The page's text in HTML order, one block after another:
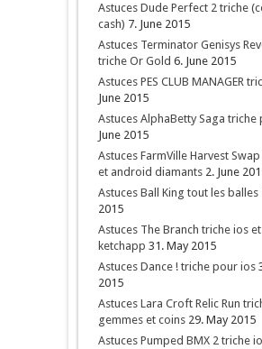
Astuces Dude Perfect 2 triche
cash) 7. June 2015
Astuces Terminator Genisys
triche Or Gold 6. June 2015
Astuces PES CLUB MANAGER
June 2015
Astuces AlphaBetty Saga triche
June 2015
Astuces FarmVille Harvest
et android diamants 2. June
Astuces Ball King tout les balles
2015
Astuces The Branch triche ios
ketchapp 31. May 2015
Astuces Dance ! triche pour ios
2015
Astuces Lara Croft Relic Run
gemmes et coins 29. May 2015
Astuces Pumped BMX 2 triche